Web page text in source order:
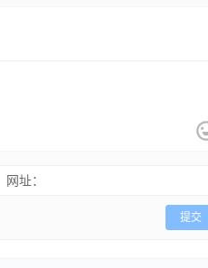
网址：
提交